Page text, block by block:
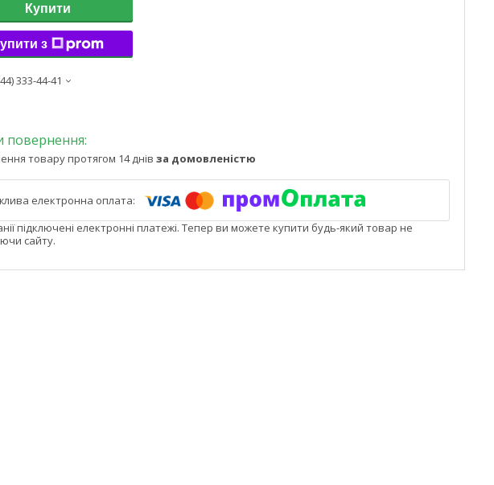
Купити
з
333-44-41
товару протягом 14 днів за домовленістю
підключені електронні платежі. Тепер ви можете купити будь-який товар не
сайту.